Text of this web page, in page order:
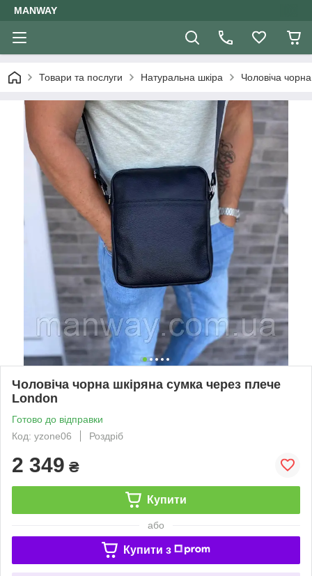
MANWAY
Товари та послуги Натуральна шкіра Чоловіча
Чоловіча чорна шкіряна сумка через плече
London
Готово до відправки
Код: yzone06
Роздріб
2 349 ₴
Купити
або
Купити з